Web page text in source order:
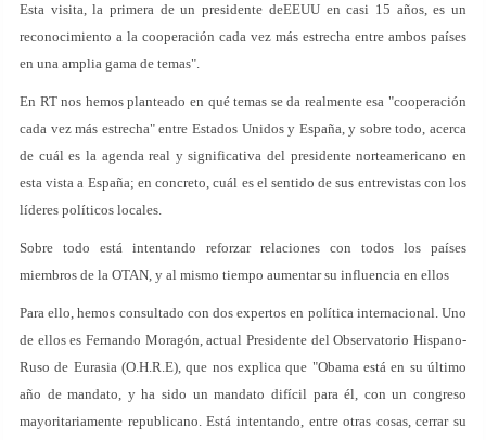
Esta visita, la primera de un presidente deEEUU en casi 15 años, es un
reconocimiento a la cooperación cada vez más estrecha entre ambos países
en una amplia gama de temas".
En RT nos hemos planteado en qué temas se da realmente esa "cooperación
cada vez más estrecha" entre Estados Unidos y España, y sobre todo, acerca
de cuál es la agenda real y significativa del presidente norteamericano en
esta vista a España; en concreto, cuál es el sentido de sus entrevistas con los
líderes políticos locales.
Sobre todo está intentando reforzar relaciones con todos los países
miembros de la OTAN, y al mismo tiempo aumentar su influencia en ellos
Para ello, hemos consultado con dos expertos en política internacional. Uno
de ellos es Fernando Moragón, actual Presidente del Observatorio Hispano-
Ruso de Eurasia (O.H.R.E), que nos explica que "Obama está en su último
año de mandato, y ha sido un mandato difícil para él, con un congreso
mayoritariamente republicano. Está intentando, entre otras cosas, cerrar su